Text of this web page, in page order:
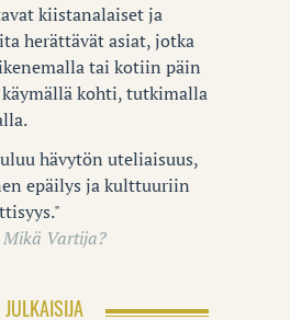
kiistanalaiset ja
herättävät asiat, jotka
tai kotiin päin
kohti, tutkimalla
hävytön uteliaisuus,
epäilys ja kulttuuriin
Mikä Vartija?
JULKAISIJA